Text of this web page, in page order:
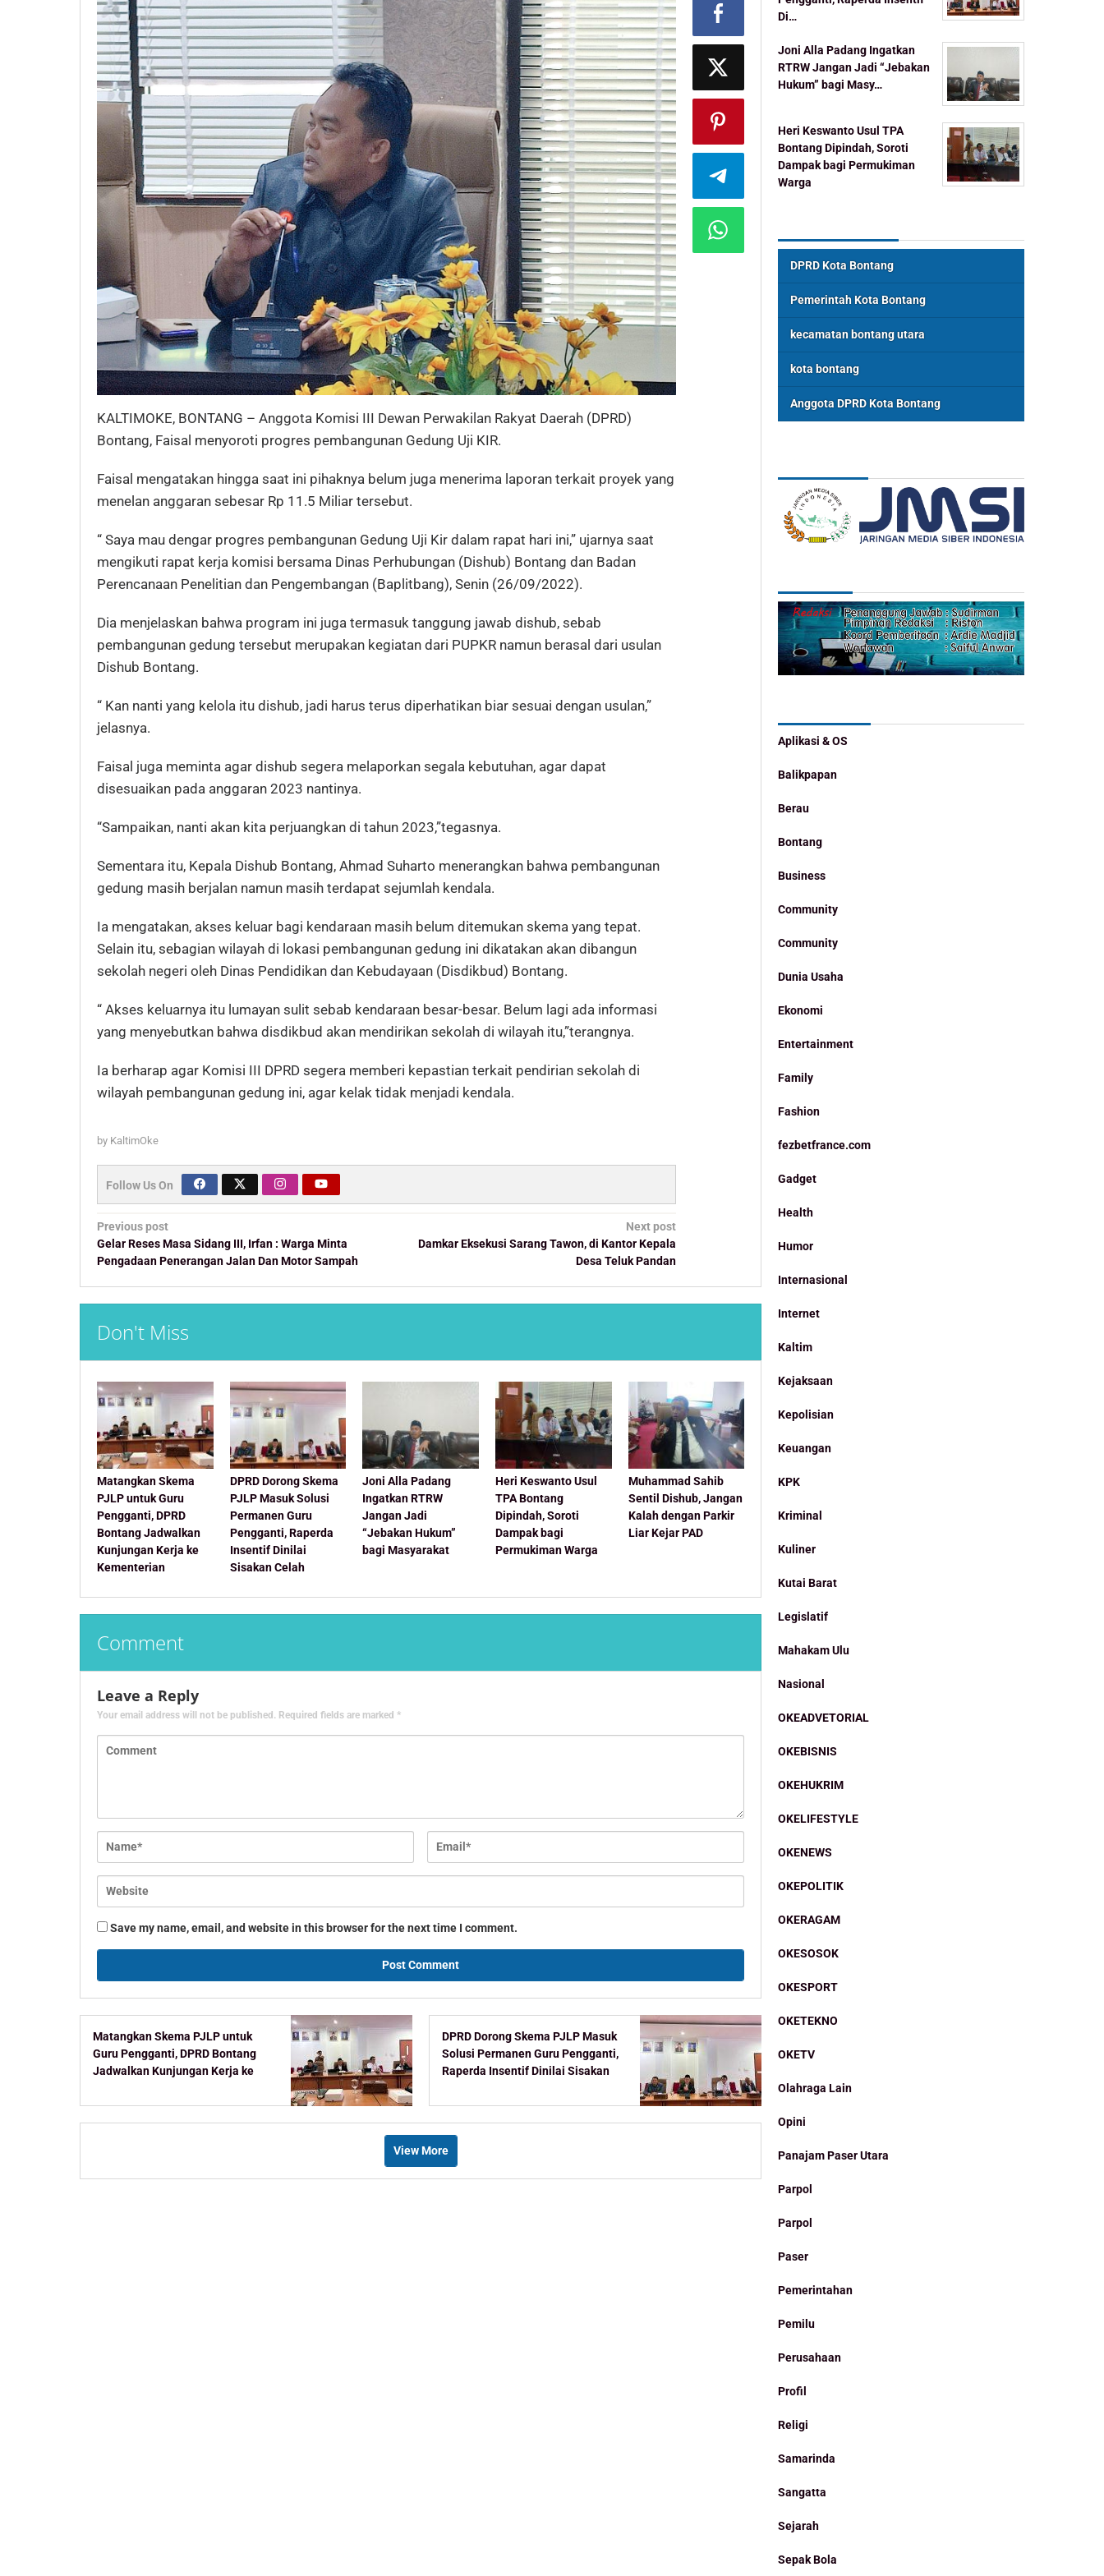
KALTIMOKE, BONTANG – Anggota Komisi III Dewan Perwakilan Rakyat Daerah (DPRD)
Bontang, Faisal menyoroti progres pembangunan Gedung Uji KIR.
Faisal mengatakan hingga saat ini pihaknya belum juga menerima laporan terkait proyek yang
menelan anggaran sebesar Rp 11.5 Miliar tersebut.
“ Saya mau dengar progres pembangunan Gedung Uji Kir dalam rapat hari ini,” ujarnya saat
mengikuti rapat kerja komisi bersama Dinas Perhubungan (Dishub) Bontang dan Badan
Perencanaan Penelitian dan Pengembangan (Baplitbang), Senin (26/09/2022).
Dia menjelaskan bahwa program ini juga termasuk tanggung jawab dishub, sebab
pembangunan gedung tersebut merupakan kegiatan dari PUPKR namun berasal dari usulan
Dishub Bontang.
“ Kan nanti yang kelola itu dishub, jadi harus terus diperhatikan biar sesuai dengan usulan,”
jelasnya.
Faisal juga meminta agar dishub segera melaporkan segala kebutuhan, agar dapat
disesuaikan pada anggaran 2023 nantinya.
“Sampaikan, nanti akan kita perjuangkan di tahun 2023,”tegasnya.
Sementara itu, Kepala Dishub Bontang, Ahmad Suharto menerangkan bahwa pembangunan
gedung masih berjalan namun masih terdapat sejumlah kendala.
Ia mengatakan, akses keluar bagi kendaraan masih belum ditemukan skema yang tepat.
Selain itu, sebagian wilayah di lokasi pembangunan gedung ini dikatakan akan dibangun
sekolah negeri oleh Dinas Pendidikan dan Kebudayaan (Disdikbud) Bontang.
“ Akses keluarnya itu lumayan sulit sebab kendaraan besar-besar. Belum lagi ada informasi
yang menyebutkan bahwa disdikbud akan mendirikan sekolah di wilayah itu,”terangnya.
Ia berharap agar Komisi III DPRD segera memberi kepastian terkait pendirian sekolah di
wilayah pembangunan gedung ini, agar kelak tidak menjadi kendala.
by KaltimOke
Follow Us On
Post
navigation
Previous post
Gelar Reses Masa Sidang III, Irfan : Warga Minta
Pengadaan Penerangan Jalan Dan Motor Sampah
Next post
Damkar Eksekusi Sarang Tawon, di Kantor Kepala
Desa Teluk Pandan
Don't Miss
Matangkan Skema
PJLP untuk Guru
Pengganti, DPRD
Bontang Jadwalkan
Kunjungan Kerja ke
Kementerian
DPRD Dorong Skema
PJLP Masuk Solusi
Permanen Guru
Pengganti, Raperda
Insentif Dinilai
Sisakan Celah
Joni Alla Padang
Ingatkan RTRW
Jangan Jadi
“Jebakan Hukum”
bagi Masyarakat
Heri Keswanto Usul
TPA Bontang
Dipindah, Soroti
Dampak bagi
Permukiman Warga
Muhammad Sahib
Sentil Dishub, Jangan
Kalah dengan Parkir
Liar Kejar PAD
Comment
Leave a Reply
Your email address will not be published. Required fields are marked *
Save my name, email, and website in this browser for the next time I comment.
Matangkan Skema PJLP untuk
Guru Pengganti, DPRD Bontang
Jadwalkan Kunjungan Kerja ke
DPRD Dorong Skema PJLP Masuk
Solusi Permanen Guru Pengganti,
Raperda Insentif Dinilai Sisakan
View More
Di…
Joni Alla Padang Ingatkan
RTRW Jangan Jadi “Jebakan
Hukum” bagi Masy…
Heri Keswanto Usul TPA
Bontang Dipindah, Soroti
Dampak bagi Permukiman
Warga
DPRD Kota Bontang
Pemerintah Kota Bontang
kecamatan bontang utara
kota bontang
Anggota DPRD Kota Bontang
Aplikasi & OS
Balikpapan
Berau
Bontang
Business
Community
Community
Dunia Usaha
Ekonomi
Entertainment
Family
Fashion
fezbetfrance.com
Gadget
Health
Humor
Internasional
Internet
Kaltim
Kejaksaan
Kepolisian
Keuangan
KPK
Kriminal
Kuliner
Kutai Barat
Legislatif
Mahakam Ulu
Nasional
OKEADVETORIAL
OKEBISNIS
OKEHUKRIM
OKELIFESTYLE
OKENEWS
OKEPOLITIK
OKERAGAM
OKESOSOK
OKESPORT
OKETEKNO
OKETV
Olahraga Lain
Opini
Panajam Paser Utara
Parpol
Parpol
Paser
Pemerintahan
Pemilu
Perusahaan
Profil
Religi
Samarinda
Sangatta
Sejarah
Sepak Bola